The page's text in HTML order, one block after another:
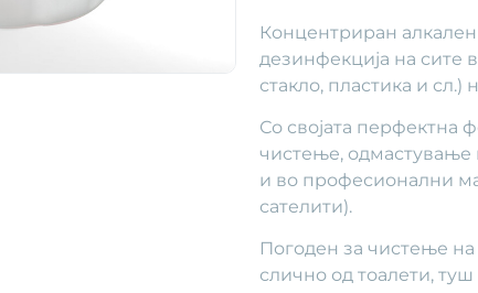
Концентриран
дезинфекција на сите
стакло, пластика и сл.)
Со својата перфектна
чистење, одмастување
и во професионални
сателити).
Погоден за чистење
слично од тоалети,